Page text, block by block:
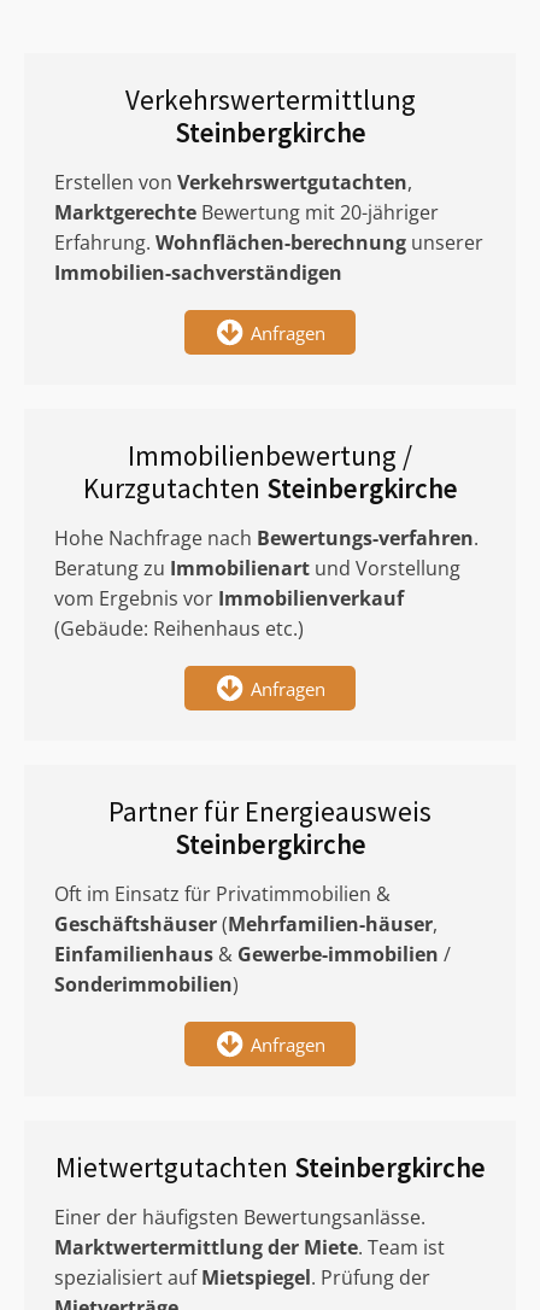
Verkehrswertermittlung
Steinbergkirche
Erstellen von Verkehrswertgutachten,
Marktgerechte Bewertung mit 20-jähriger
Erfahrung. Wohnflächen-berechnung unserer
Immobilien-sachverständigen
Anfragen
Immobilienbewertung /
Kurzgutachten Steinbergkirche
Hohe Nachfrage nach Bewertungs-verfahren.
Beratung zu Immobilienart und Vorstellung
vom Ergebnis vor Immobilienverkauf
(Gebäude: Reihenhaus etc.)
Anfragen
Partner für Energieausweis
Steinbergkirche
Oft im Einsatz für Privatimmobilien &
Geschäftshäuser(Mehrfamilien-häuser,
Einfamilienhaus & Gewerbe-immobilien /
Sonderimmobilien)
Anfragen
Mietwertgutachten Steinbergkirche
Einer der häufigsten Bewertungsanlässe.
Marktwertermittlungder Miete. Team ist
spezialisiert aufMietspiegel. Prüfung der